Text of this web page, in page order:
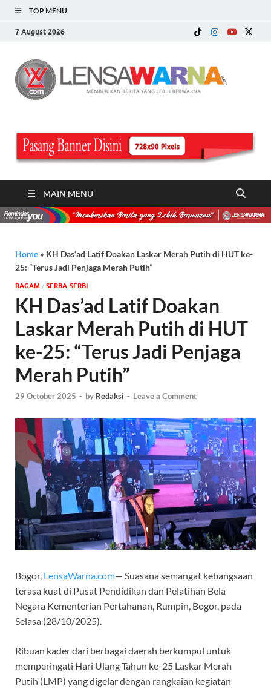
TOP MENU
7 August 2026
MAIN MENU
Home » KH Das’ad Latif Doakan Laskar Merah Putih di HUT ke-
25: “Terus Jadi Penjaga Merah Putih”
‎RAGAM / SERBA-SERBI
KH Das’ad Latif Doakan
Laskar Merah Putih di HUT
ke-25: “Terus Jadi Penjaga
Merah Putih”
29 October 2025 - by Redaksi - Leave a Comment
Bogor, LensaWarna.com— Suasana semangat kebangsaan
terasa kuat di Pusat Pendidikan dan Pelatihan Bela
Negara Kementerian Pertahanan, Rumpin, Bogor, pada
Selasa (28/10/2025).
Ribuan kader dari berbagai daerah berkumpul untuk
memperingati Hari Ulang Tahun ke-25 Laskar Merah
Putih (LMP) yang digelar dengan rangkaian kegiatan